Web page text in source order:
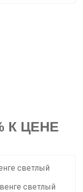
К ЦЕНЕ
венге светлый